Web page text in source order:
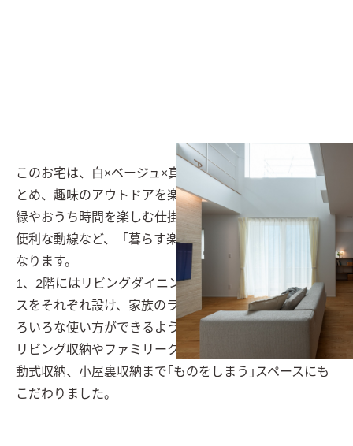
このお宅は、白×ベージュ×真鍮のインテリアや小物でま
とめ、趣味のアウトドアを楽しむためのスペース、庭の
緑やおうち時間を楽しむ仕掛け、家事を無駄なく行える
便利な動線など、「暮らす楽しみ」にこだわったお宅に
なります。
1、2階にはリビングダイニングに隣接したフリースペー
スをそれぞれ設け、家族のライフステージに合わせてい
ろいろな使い方ができるような間取りとしました。
リビング収納やファミリークローゼット、小物収納や移
動式収納、小屋裏収納まで｢ものをしまう｣スペースにも
こだわりました。